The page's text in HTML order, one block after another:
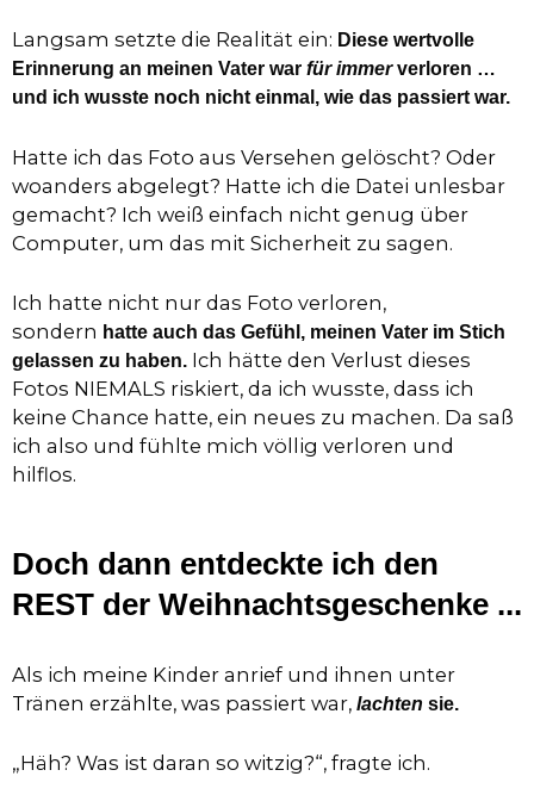
Langsam setzte die Realität ein: Diese wertvolle
Erinnerung an meinen Vater war für immerverloren …
und ich wusste noch nicht einmal, wie das passiert war.
Hatte ich das Foto aus Versehen gelöscht? Oder
woanders abgelegt? Hatte ich die Datei unlesbar
gemacht? Ich weiß einfach nicht genug über
Computer, um das mit Sicherheit zu sagen.
Ich hatte nicht nur das Foto verloren,
sondern hatte auch das Gefühl, meinen Vater im Stich
gelassen zu haben. Ich hätte den Verlust dieses
Fotos NIEMALS riskiert, da ich wusste, dass ich
keine Chance hatte, ein neues zu machen. Da saß
ich also und fühlte mich völlig verloren und
hilflos.
Doch dann entdeckte ich den
REST der Weihnachtsgeschenke ...
Als ich meine Kinder anrief und ihnen unter
Tränen erzählte, was passiert war, lachten sie.
„Häh? Was ist daran so witzig?“, fragte ich.